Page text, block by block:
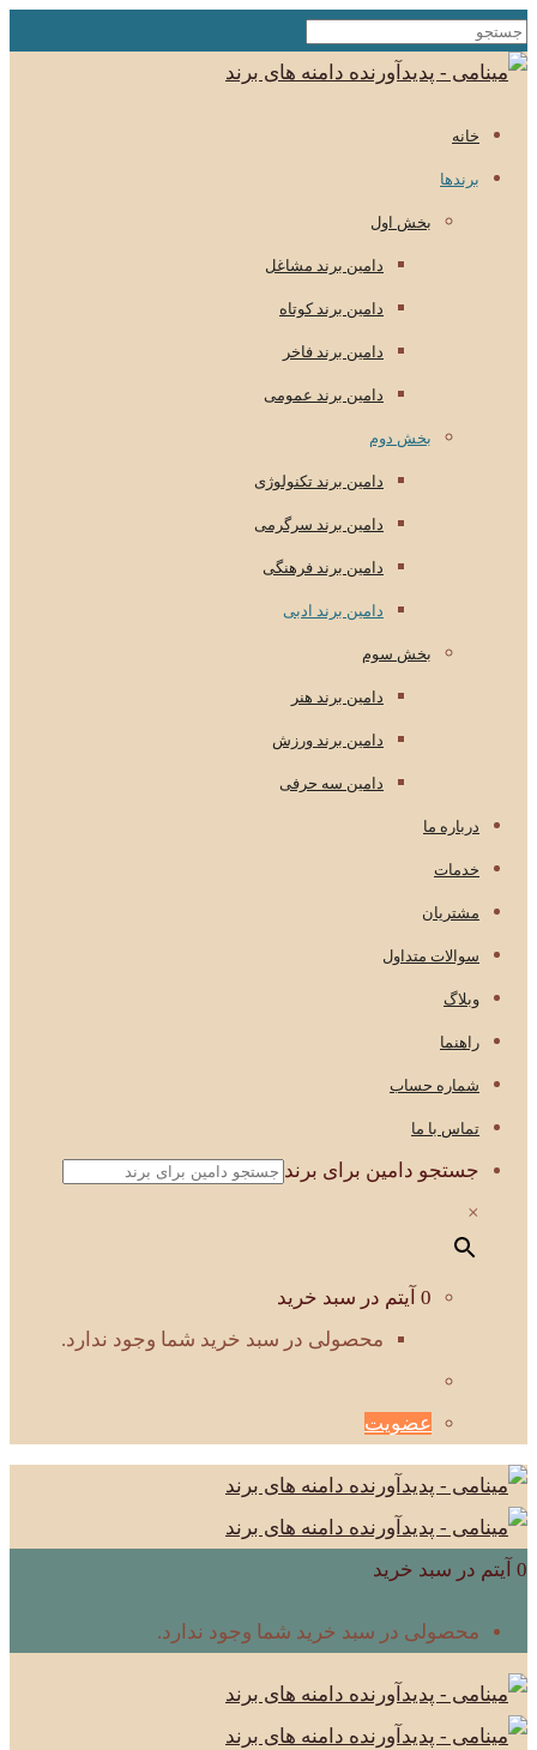
خانه
برندها
بخش اول
دامین برند مشاغل
دامین برند کوتاه
دامین برند فاخر
دامین برند عمومی
بخش دوم
دامین برند تکنولوژی
دامین برند سرگرمی
دامین برند فرهنگی
دامین برند ادبی
بخش سوم
دامین برند هنر
دامین برند ورزش
دامین سه حرفی
درباره ما
خدمات
مشتریان
سوالات متداول
وبلاگ
راهنما
شماره حساب
تماس با ما
جستجو دامین برای برند
×
0 آیتم در سبد خرید
محصولی در سبد خرید شما وجود ندارد.
عضویت
0 آیتم در سبد خرید
محصولی در سبد خرید شما وجود ندارد.